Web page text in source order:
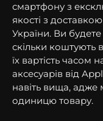
смартфону з
якості з
України. Ви будете
скільки коштують
їх вартість часом
аксесуарів від
навіть вища,
одиницю товару.